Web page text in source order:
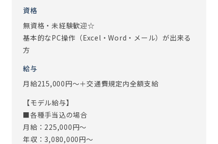
意もあります♪）
・14:00 介護請求システム入力（PCを使って情報入力）
・16:00 小口入出金締め（当日の小口現金管理や発送物の
対応）
・18:00 退勤（本日もお疲れ様でした！）
安心してください｡
単なる事務仕事ではなかなか味わえない､｢誰かの役に立って
いる｣実感が味わえます｡
資格
無資格・未経験歓迎☆
基本的なPC操作（Excel・Word・メール）が出来る
方
給与
月給215,000円～＋交通費規定内全額支給
【モデル給与】
■各種手当込の場合
月給：225,000円～
年収：3,080,000円～